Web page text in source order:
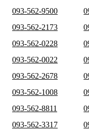
093-562-9500
093-562-2173
093-562-0228
093-562-0022
093-562-2678
093-562-1008
093-562-8811
093-562-3317